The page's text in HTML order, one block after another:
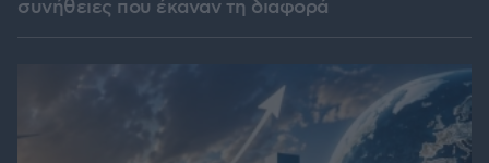
συνήθειες που έκαναν τη διαφορά